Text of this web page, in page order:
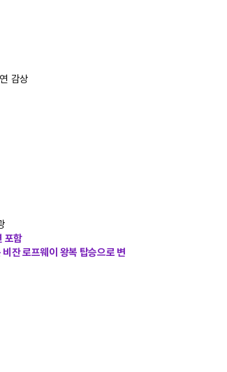
감상
포함
잔 로프웨이 왕복 탑승으로 변